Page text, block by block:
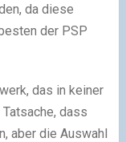
da diese
der PSP
das in keiner
dass
aber die Auswahl